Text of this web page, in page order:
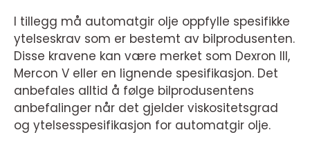
I tillegg må automatgir olje oppfylle spesifikke
ytelseskrav som er bestemt av bilprodusenten.
Disse kravene kan være merket som Dexron III,
Mercon V eller en lignende spesifikasjon. Det
anbefales alltid å følge bilprodusentens
anbefalinger når det gjelder viskositetsgrad
og ytelsesspesifikasjon for automatgir olje.